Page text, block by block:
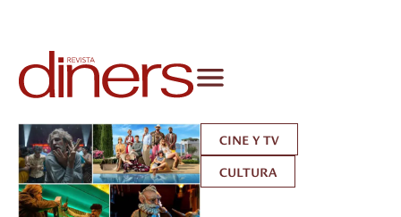
CINE Y TV
CULTURA